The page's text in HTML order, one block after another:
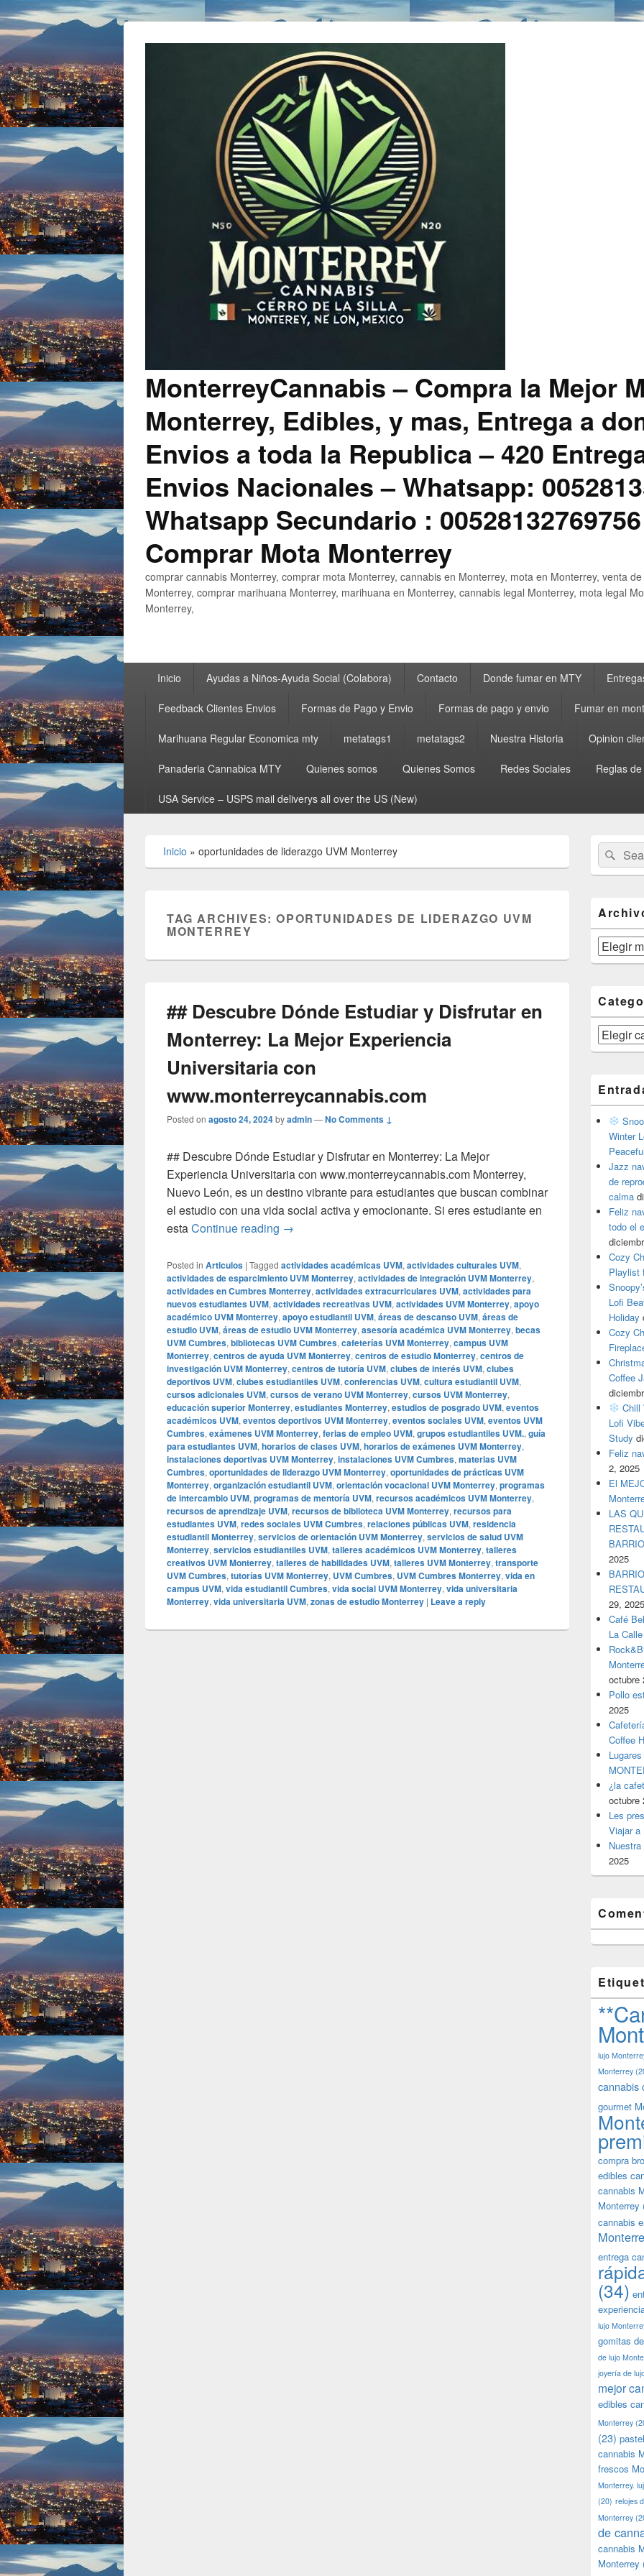
MonterreyCannabis – Compra la Mejor
Monterrey, Edibles, y mas, Entrega a
Envios a toda la Republica – 420
Envios Nacionales – Whatsapp:
Whatsapp Secundario :
Comprar Mota Monterrey
comprar cannabis Monterrey, comprar mota Monterrey, cannabis en Monterrey, mota en Monterrey, venta
Monterrey, comprar marihuana Monterrey, marihuana en Monterrey, cannabis legal Monterrey, mota legal
Monterrey,
Inicio Ayudas a Niños-Ayuda Social (Colabora) Contacto Donde fumar en MTY
Feedback Clientes Envios Formas de Pago y Envio Formas de pago y envio Fumar en
Marihuana Regular Economica mty metatags1 metatags2 Nuestra Historia Opinion
Panaderia Cannabica MTY Quienes somos Quienes Somos Redes Sociales Reglas
USA Service – USPS mail deliverys all over the US (New)
Inicio » oportunidades de liderazgo UVM Monterrey
TAG ARCHIVES:OPORTUNIDADES DE LIDERAZGO UVM
MONTERREY
## Descubre Dónde Estudiar y Disfrutar en
Monterrey: La Mejor Experiencia
Universitaria con
www.monterreycannabis.com
Posted on agosto 24, 2024byadmin—No Comments ↓
## Descubre Dónde Estudiar y Disfrutar en Monterrey: La Mejor
Experiencia Universitaria con www.monterreycannabis.com Monterrey,
Nuevo León, es un destino vibrante para estudiantes que buscan combinar
el estudio con una vida social activa y emocionante. Si eres estudiante en
estaContinue reading ## Descubre Dónde Estudiar y Disfrutar en Monterrey: La Mejor
→
Posted in Articulos | Tagged actividades académicas UVM, actividades culturales UVM,
actividades de esparcimiento UVM Monterrey, actividades de integración UVM Monterrey,
actividades en Cumbres Monterrey, actividades extracurriculares UVM, actividades para
nuevos estudiantes UVM, actividades recreativas UVM, actividades UVM Monterrey, apoyo
académico UVM Monterrey, apoyo estudiantil UVM, áreas de descanso UVM, áreas de
estudio UVM, áreas de estudio UVM Monterrey, asesoría académica UVM Monterrey, becas
UVM Cumbres, bibliotecas UVM Cumbres, cafeterías UVM Monterrey, campus UVM
Monterrey, centros de ayuda UVM Monterrey, centros de estudio Monterrey, centros de
investigación UVM Monterrey, centros de tutoría UVM, clubes de interés UVM, clubes
deportivos UVM, clubes estudiantiles UVM, conferencias UVM, cultura estudiantil UVM,
cursos adicionales UVM, cursos de verano UVM Monterrey, cursos UVM Monterrey,
educación superior Monterrey, estudiantes Monterrey, estudios de posgrado UVM, eventos
académicos UVM, eventos deportivos UVM Monterrey, eventos sociales UVM, eventos UVM
Cumbres, exámenes UVM Monterrey, ferias de empleo UVM, grupos estudiantiles UVM., guía
para estudiantes UVM, horarios de clases UVM, horarios de exámenes UVM Monterrey,
instalaciones deportivas UVM Monterrey, instalaciones UVM Cumbres, materias UVM
Cumbres, oportunidades de liderazgo UVM Monterrey, oportunidades de prácticas UVM
Monterrey, organización estudiantil UVM, orientación vocacional UVM Monterrey, programas
de intercambio UVM, programas de mentoría UVM, recursos académicos UVM Monterrey,
recursos de aprendizaje UVM, recursos de biblioteca UVM Monterrey, recursos para
estudiantes UVM, redes sociales UVM Cumbres, relaciones públicas UVM, residencia
estudiantil Monterrey, servicios de orientación UVM Monterrey, servicios de salud UVM
Monterrey, servicios estudiantiles UVM, talleres académicos UVM Monterrey, talleres
creativos UVM Monterrey, talleres de habilidades UVM, talleres UVM Monterrey, transporte
UVM Cumbres, tutorías UVM Monterrey, UVM Cumbres, UVM Cumbres Monterrey, vida en
campus UVM, vida estudiantil Cumbres, vida social UVM Monterrey, vida universitaria
Monterrey, vida universitaria UVM, zonas de estudio Monterrey | Leave a reply
Primary
Sidebar
Widget
Area
Search
for:
Archivos
Categorías
Winter
Jazz
de
calma
Feliz
todo el
Cozy
Playlist
Lofi
Holiday
Cozy
Coffee
Chill
Lofi
Study
Feliz
2, 2025
El
LAS
2025
29, 2025
Café
La Calle
octubre
Pollo
2025
Coffee
¿la
octubre
Les
Viajar a
2025
lujo
Monterrey
cannabis
gourmet
compra
edibles
cannabis
Monterrey
cannabis
entrega
(34)
lujo
gomitas
de lujo
joyería de
mejor
edibles
Monterrey
(23)
cannabis
frescos
Monterrey.
(20) relojes
Monterrey
de
cannabis
Monterrey